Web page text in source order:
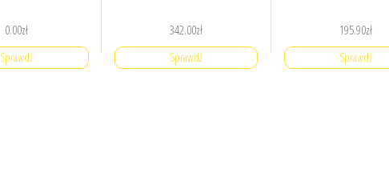
0.00zł
Sprawdź
342.00zł
Sprawdź
195.90zł
Sprawdź